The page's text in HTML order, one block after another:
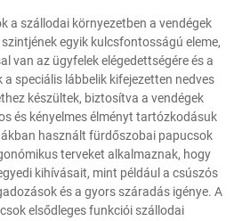
a szállodai környezetben a vendégek
egyik kulcsfontosságú eleme,
van az ügyfelek elégedettségére és a
a speciális lábbelik kifejezetten nedves
készültek, biztosítva a vendégek
és kényelmes élményt tartózkodásuk
használt fürdőszobai papucsok
terveket alkalmaznak, hogy
kihívásait, mint például a csúszós
és a gyors száradás igénye. A
elsődleges funkciói szállodai